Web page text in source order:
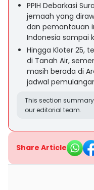
PPIH Debarkasi
jemaah yang
dan pemantauan
Indonesia sampai
Hingga Kloter 25,
di Tanah Air,
masih berada di
jadwal
This section
our editorial team.
Share Article